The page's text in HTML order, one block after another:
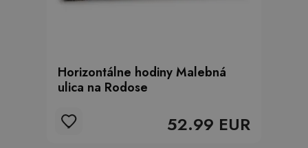
Horizontálne hodiny Malebná
ulica na Rodose
52.99 EUR